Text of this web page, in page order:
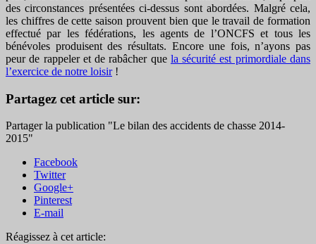
des circonstances présentées ci-dessus sont abordées. Malgré cela,
les chiffres de cette saison prouvent bien que le travail de formation
effectué par les fédérations, les agents de l’ONCFS et tous les
bénévoles produisent des résultats. Encore une fois, n’ayons pas
peur de rappeler et de rabâcher que la sécurité est primordiale dans
l’exercice de notre loisir!
Partagez cet article sur:
Partager la publication "Le bilan des accidents de chasse 2014-
2015"
Facebook
Twitter
Google+
Pinterest
E-mail
Réagissez à cet article: